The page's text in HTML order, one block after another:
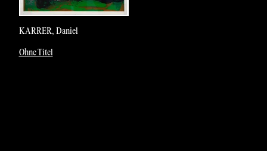
KARRER, Daniel
Ohne Titel